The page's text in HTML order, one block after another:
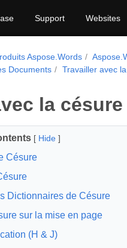
Support Websites
Aspose.Words
Documents
Travailler avec
la césure
[ Hide ]
Césure
Dictionnaires de Césure
sur la mise en page
(H & J)